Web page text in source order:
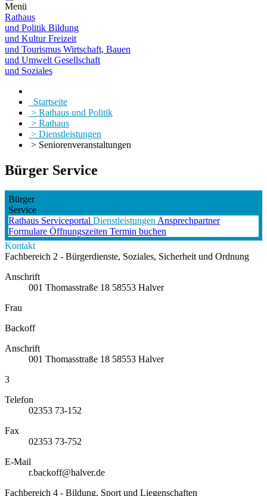
Menü
Rathaus
und Politik Bildung
und KulturFreizeit
und Tourismus Wirtschaft, Bauen
und Umwelt Gesellschaft
und Soziales
Startseite
> Rathaus und Politik
> Rathaus
> Dienstleistungen
> Seniorenveranstaltungen
Bürger Service
Bürger
Service
Rathaus Serviceportal Dienstleistungen Ansprechpartner
Formulare Öffnungszeiten Termin buchen
Kontakt
Fachbereich 2 - Bürgerdienste, Soziales, Sicherheit und Ordnung
Anschrift
001 Thomasstraße 18 58553 Halver
Frau
Backoff
Anschrift
001 Thomasstraße 18 58553 Halver
3
Telefon
02353 73-152
Fax
02353 73-752
E-Mail
r.backoff@halver.de
Fachbereich 4 - Bildung, Sport und Liegenschaften